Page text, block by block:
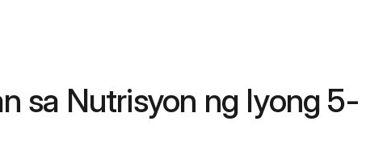
sa Nutrisyon ng Iyong 5-